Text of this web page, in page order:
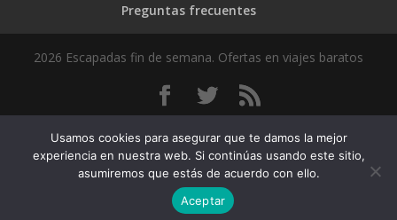
Preguntas frecuentes
2026 Escapadas fin de semana. Ofertas en viajes baratos
Usamos cookies para asegurar que te damos la mejor
experiencia en nuestra web. Si continúas usando este sitio,
asumiremos que estás de acuerdo con ello.
Aceptar